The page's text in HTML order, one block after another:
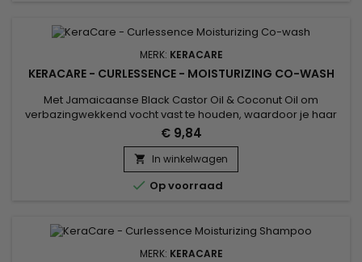
MERK: KERACARE
KERACARE - CURLESSENCE - MOISTURIZING CO-WASH
Met Jamaicaanse Black Castor Oil & Coconut Oil om
verbazingwekkend vocht vast te houden, waardoor je haar
zacht, handelbaar en gezond blijft.Verandert dagen oude
wash &go's in fris uitziende, goed gedefinieerde
gehydrateerde krullen.
€ 9,84
 In winkelwagen
 Op voorraad
MERK: KERACARE